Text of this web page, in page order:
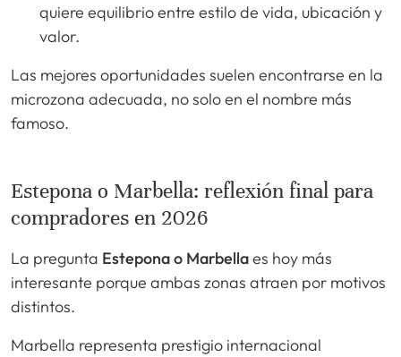
quiere equilibrio entre estilo de vida, ubicación y
valor.
Las mejores oportunidades suelen encontrarse en la
microzona adecuada, no solo en el nombre más
famoso.
Estepona o Marbella: reflexión final para
compradores en 2026
La pregunta Estepona o Marbellaes hoy más
interesante porque ambas zonas atraen por motivos
distintos.
Marbella representa prestigio internacional